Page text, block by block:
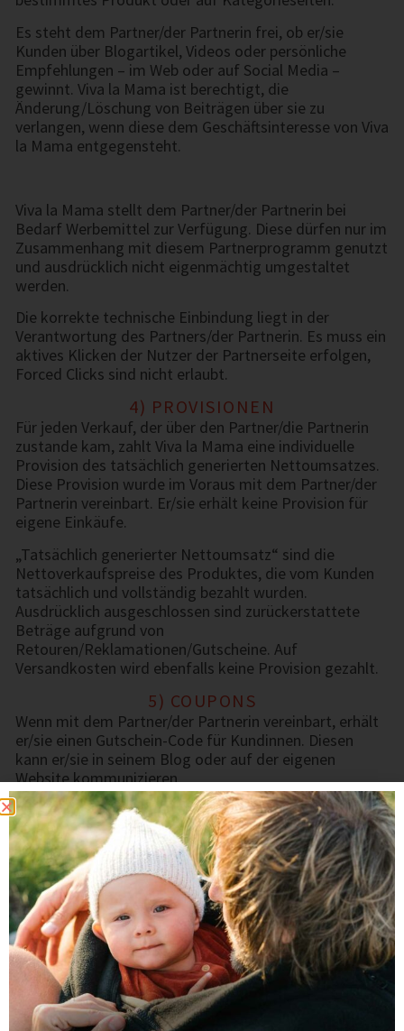
Es steht dem Partner/der Partnerin frei, ob er/sie
Kunden über Blogartikel, Videos oder persönliche
Empfehlungen – im Web oder auf Social Media –
gewinnt. Viva la Mama ist berechtigt, die
Änderung/Löschung von Beiträgen über sie zu
verlangen, wenn diese dem Geschäftsinteresse von Viva
la Mama entgegensteht.
Viva la Mama stellt dem Partner/der Partnerin bei
Bedarf Werbemittel zur Verfügung. Diese dürfen nur im
Zusammenhang mit diesem Partnerprogramm genutzt
und ausdrücklich nicht eigenmächtig umgestaltet
werden.
Die korrekte technische Einbindung liegt in der
Verantwortung des Partners/der Partnerin. Es muss ein
aktives Klicken der Nutzer der Partnerseite erfolgen,
Forced Clicks sind nicht erlaubt.
4) PROVISIONEN
Für jeden Verkauf, der über den Partner/die Partnerin
zustande kam, zahlt Viva la Mama eine individuelle
Provision des tatsächlich generierten Nettoumsatzes.
Diese Provision wurde im Voraus mit dem Partner/der
Partnerin vereinbart. Er/sie erhält keine Provision für
eigene Einkäufe.
„Tatsächlich generierter Nettoumsatz“ sind die
Nettoverkaufspreise des Produktes, die vom Kunden
tatsächlich und vollständig bezahlt wurden.
Ausdrücklich ausgeschlossen sind zurückerstattete
Beträge aufgrund von
Retouren/Reklamationen/Gutscheine. Auf
Versandkosten wird ebenfalls keine Provision gezahlt.
5) COUPONS
Wenn mit dem Partner/der Partnerin vereinbart, erhält
er/sie einen Gutschein-Code für Kundinnen. Diesen
kann er/sie in seinem Blog oder auf der eigenen
Website kommunizieren.
Dieser Code ist dem Partner/der Partnerin direkt
zugeordnet. Das heißt, wird dieser Gutschein-Code
beim Bestellprozess von einem Kunden eingelöst,
erhält der Partner/die Partnerin auch dann eine
Provision, wenn der Empfehlungslink nicht geklickt
wurde.
6) VERBOTENE WERBEMASSNAHMEN
Es ist dem Partner/der Partnerin nicht erlaubt, den
Empfehlungslink oder Gutschein-Code auf Coupon-
Plattformen im Web zu veröffentlichen.